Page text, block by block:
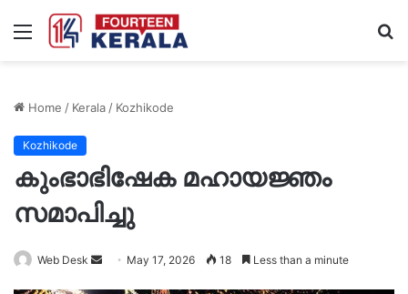
Menu
Home / Kerala/ Kozhikode
Kozhikode
കുംഭാഭിഷേക മഹായജ്ഞം
സമാപിച്ചു
Web Desk
Send May 17, 2026 18 Less than a minute